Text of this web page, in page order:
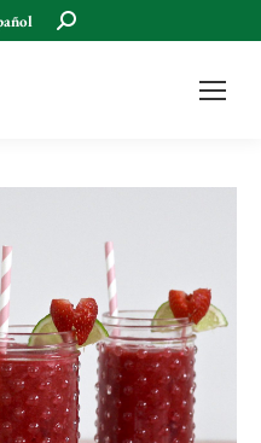
Buscar: